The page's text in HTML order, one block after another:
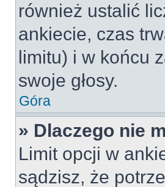
również ustalić
ankiecie, czas
limitu) i w końcu
swoje głosy.
Góra
» Dlaczego nie
Limit opcji w
sądzisz, że